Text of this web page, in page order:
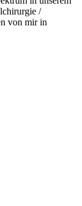
/
von mir in